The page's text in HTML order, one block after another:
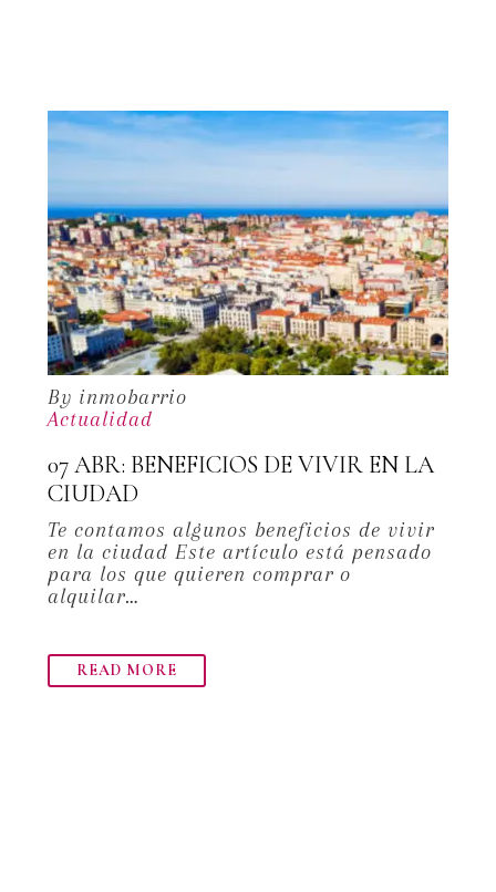
By inmobarrio
Actualidad
07 ABR: BENEFICIOS DE VIVIR EN LA
CIUDAD
Te contamos algunos beneficios de vivir
en la ciudad Este artículo está pensado
para los que quieren comprar o
alquilar…
READ MORE